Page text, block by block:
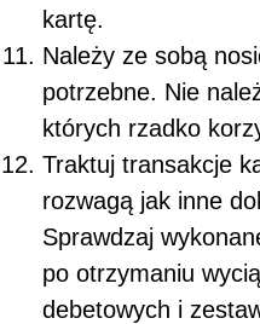
kartę.
Należy ze sobą
potrzebne. Nie
których rzadko
Traktuj transakcje
rozwagą jak inne
Sprawdzaj
po otrzymaniu
debetowych i